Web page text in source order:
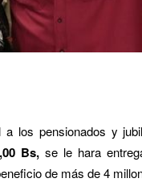
los pensionados y
Bs,se le hara
de más de 4